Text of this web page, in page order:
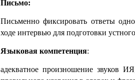
Письмо:
Письменно фиксировать ответы
ходе интервью для подготовки
Языковая компетенция:
адекватное произношение звуков